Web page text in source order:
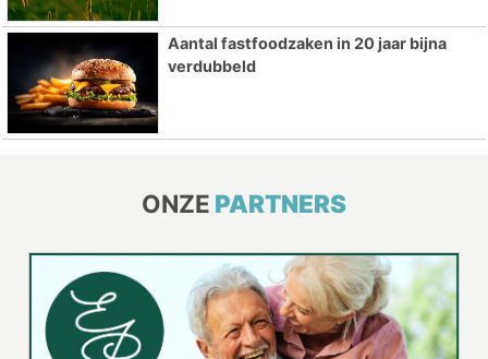
Aantal fastfoodzaken in 20 jaar bijna
verdubbeld
ONZE PARTNERS